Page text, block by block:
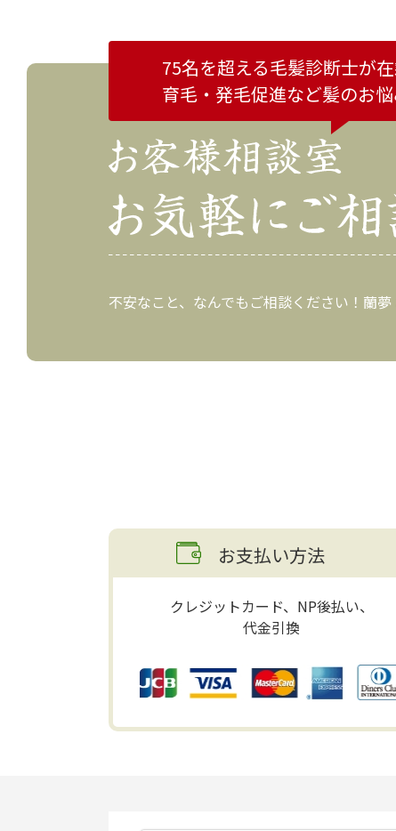
75名を超える毛髪診断士が在
育毛・発毛促進など髪のお
不安なこと、なんでもご相談ください！蘭
お支払い方法
クレジットカード、NP後払い、
代金引換